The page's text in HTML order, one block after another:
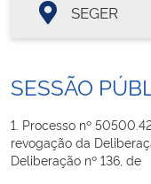
SEGER
SESSÃO
1. Processo nº
revogação da
Deliberação nº 136, de